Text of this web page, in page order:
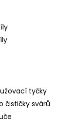
tyčky
čističky svárů